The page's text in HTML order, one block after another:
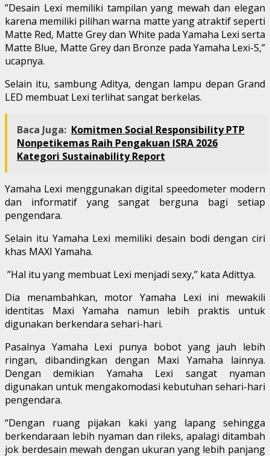
”Desain Lexi memiliki tampilan yang mewah dan elegan
karena memiliki pilihan warna matte yang atraktif seperti
Matte Red, Matte Grey dan White pada Yamaha Lexi serta
Matte Blue, Matte Grey dan Bronze pada Yamaha Lexi-S,”
ucapnya.
Selain itu, sambung Aditya, dengan lampu depan Grand
LED membuat Lexi terlihat sangat berkelas.
Baca Juga: Komitmen Social Responsibility PTP
Nonpetikemas Raih Pengakuan ISRA 2026
Kategori Sustainability Report
Yamaha Lexi menggunakan digital speedometer modern
dan informatif yang sangat berguna bagi setiap
pengendara.
Selain itu Yamaha Lexi memiliki desain bodi dengan ciri
khas MAXI Yamaha.
”Hal itu yang membuat Lexi menjadi sexy,” kata Adittya.
Dia menambahkan, motor Yamaha Lexi ini mewakili
identitas Maxi Yamaha namun lebih praktis untuk
digunakan berkendara sehari-hari.
Pasalnya Yamaha Lexi punya bobot yang jauh lebih
ringan, dibandingkan dengan Maxi Yamaha lainnya.
Dengan demikian Yamaha Lexi sangat nyaman
digunakan untuk mengakomodasi kebutuhan sehari-hari
pengendara.
“Dengan ruang pijakan kaki yang lapang sehingga
berkendaraan lebih nyaman dan rileks, apalagi ditambah
jok berdesain mewah dengan ukuran yang lebih panjang